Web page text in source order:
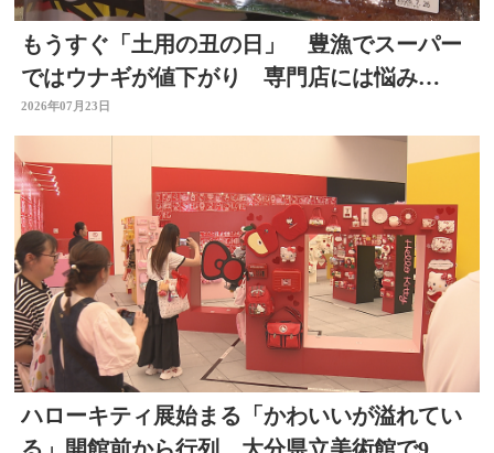
もうすぐ「土用の丑の日」 豊漁でスーパー
ではウナギが値下がり 専門店には悩み
も… 大分
2026年07月23日
ハローキティ展始まる「かわいいが溢れてい